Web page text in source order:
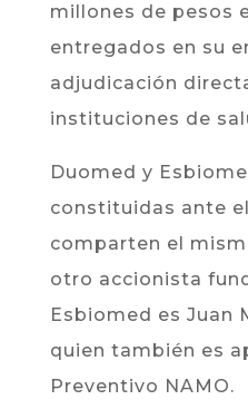
millones de pesos
entregados en su
adjudicación
instituciones de
Duomed y
constituidas ante
comparten el
otro accionista
Esbiomed es Juan
quien también es
Preventivo NAMO.